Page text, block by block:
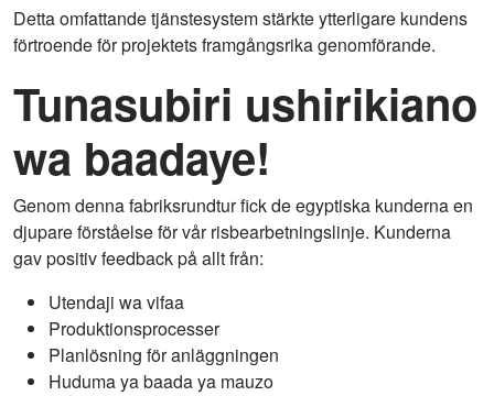
Detta omfattande tjänstesystem stärkte ytterligare kundens
förtroende för projektets framgångsrika genomförande.
Tunasubiri ushirikiano
wa baadaye!
Genom denna fabriksrundtur fick de egyptiska kunderna en
djupare förståelse för vår risbearbetningslinje. Kunderna
gav positiv feedback på allt från:
Utendaji wa vifaa
Produktionsprocesser
Planlösning för anläggningen
Huduma ya baada ya mauzo